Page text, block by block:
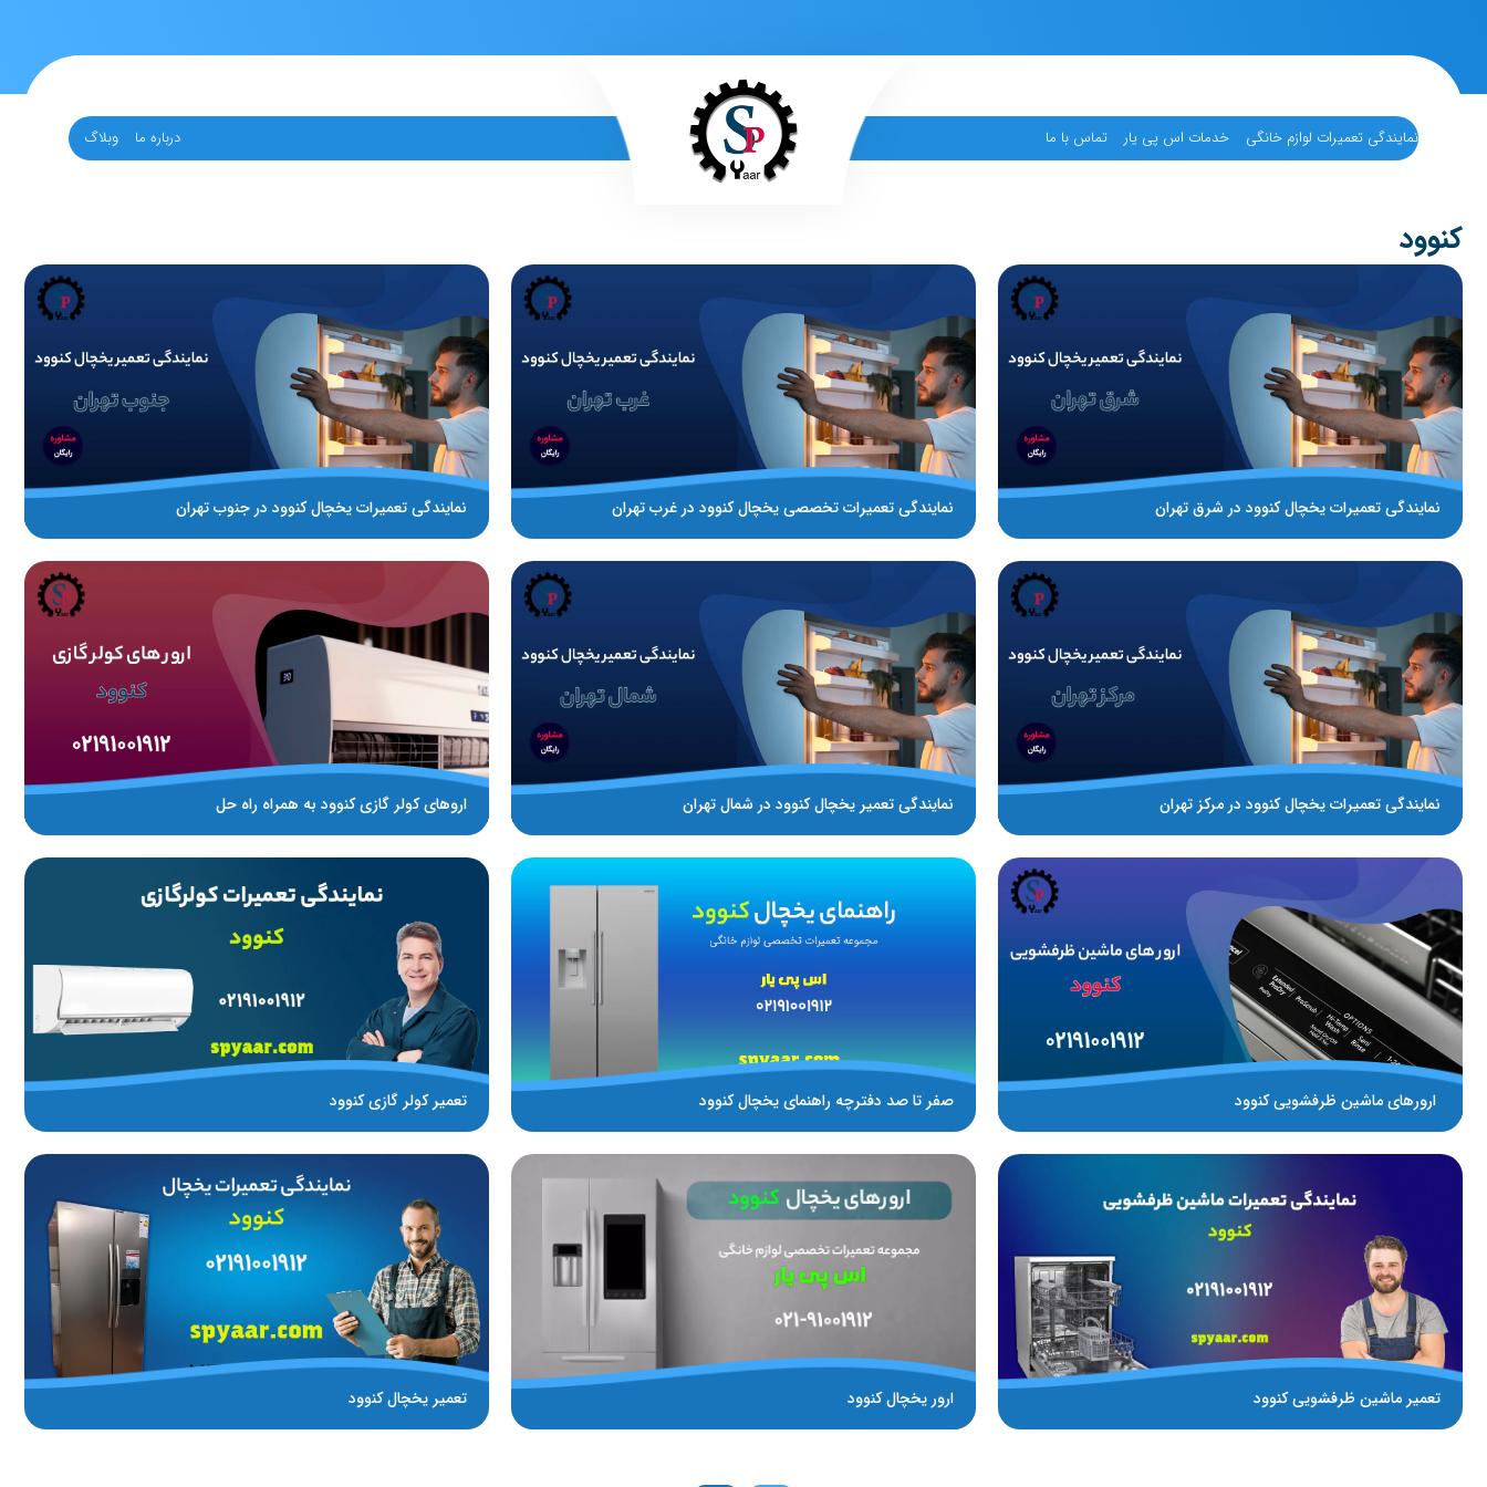
نمایندگی تعمیرات لوازم خانگی خدمات اس پی یار تماس با ما درباره ما وبلاگ
کنوود
نمایندگی تعمیرات یخچال کنوود در شرق تهران نمایندگی تعمیرات تخصصی یخچال کنوود در غرب تهران نمایندگی تعمیرات یخچال کنوود در جنوب تهران
نمایندگی تعمیرات یخچال کنوود در مرکز تهران نمایندگی تعمیر یخچال کنوود در شمال تهران اروهای کولر گازی کنوود به همراه راه حل
ارورهای ماشین ظرفشویی کنوود صفر تا صد دفترچه راهنمای یخچال کنوود تعمیر کولر گازی کنوود
تعمیر ماشین ظرفشویی کنوود ارور یخچال کنوود تعمیر یخچال کنوود